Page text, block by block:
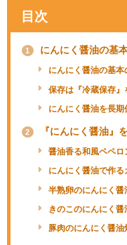
目次
1 にんにく醤油の基
にんにく醤油の基本
保存は『冷蔵保存』
にんにく醤油を長期
2 『にんにく醤油』
醤油香る和風ペペロ
にんにく醤油で作
半熟卵のにんにく醤
きのこのにんにく醤
豚肉のにんにく醤油